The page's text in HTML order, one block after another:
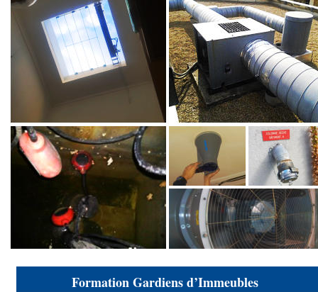
Formation Gardiens d’Immeubles